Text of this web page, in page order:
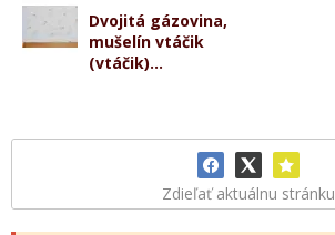
Dvojitá gázovina,
mušelín vtáčik
(vtáčik)...
Zdieľať aktuálnu stránku